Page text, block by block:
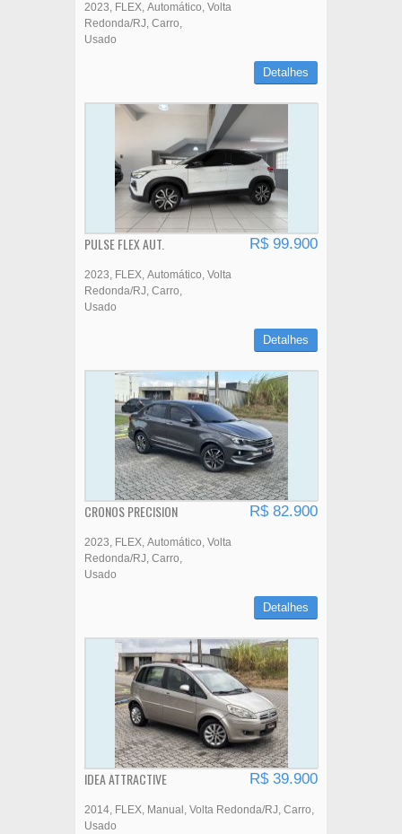
2023 FLEX Automático Volta
Redonda/RJ Carro
Usado
Detalhes
PULSE FLEX AUT. R$ 99.900
2023 FLEX Automático Volta
Redonda/RJ Carro
Usado
Detalhes
CRONOS PRECISION R$ 82.900
2023 FLEX Automático Volta
Redonda/RJ Carro
Usado
Detalhes
IDEA ATTRACTIVE R$ 39.900
2014 FLEX Manual Volta Redonda/RJ Carro
Usado